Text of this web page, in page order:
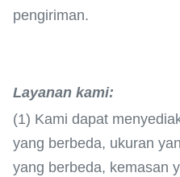
pengiriman.
Layanan kami:
(1) Kami dapat
yang berbeda, ukuran
yang berbeda, kemasan